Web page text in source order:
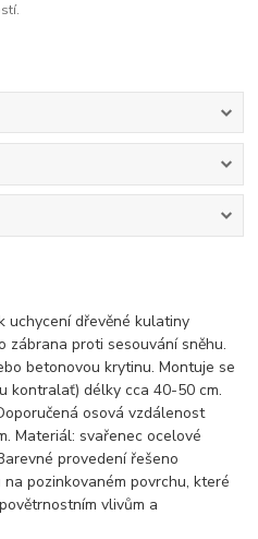
uchycení dřevěné kulatiny
zábrana proti sesouvání sněhu.
betonovou krytinu. Montuje se
kontralať) délky cca 40-50 cm.
osová vzdálenost
Materiál: svařenec ocelové
provedení řešeno
pozinkovaném povrchu, které
vlivům a